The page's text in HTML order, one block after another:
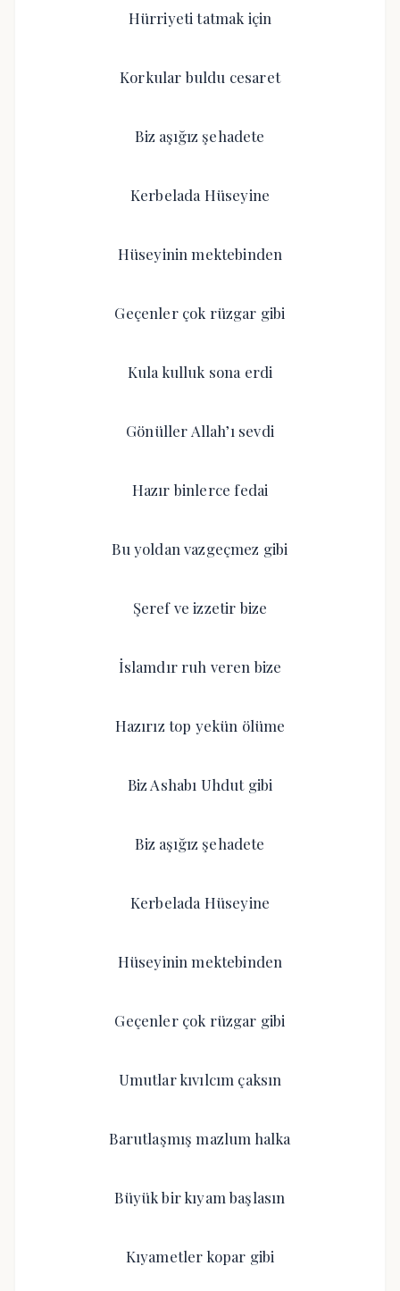
Hürriyeti tatmak için
Korkular buldu cesaret
Biz aşığız şehadete
Kerbelada Hüseyine
Hüseyinin mektebinden
Geçenler çok rüzgar gibi
Kula kulluk sona erdi
Gönüller Allah’ı sevdi
Hazır binlerce fedai
Bu yoldan vazgeçmez gibi
Şeref ve izzetir bize
İslamdır ruh veren bize
Hazırız top yekün ölüme
Biz Ashabı Uhdut gibi
Biz aşığız şehadete
Kerbelada Hüseyine
Hüseyinin mektebinden
Geçenler çok rüzgar gibi
Umutlar kıvılcım çaksın
Barutlaşmış mazlum halka
Büyük bir kıyam başlasın
Kıyametler kopar gibi